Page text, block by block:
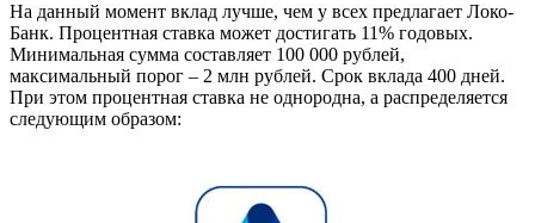
На данный момент вклад лучше, чем у всех предлагает Локо-
Банк. Процентная ставка может достигать 11% годовых.
Минимальная сумма составляет 100 000 рублей,
максимальный порог – 2 млн рублей. Срок вклада 400 дней.
При этом процентная ставка не однородна, а распределяется
следующим образом: